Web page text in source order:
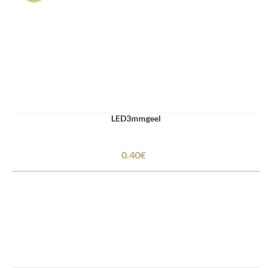
LED3mmgeel
0.40€